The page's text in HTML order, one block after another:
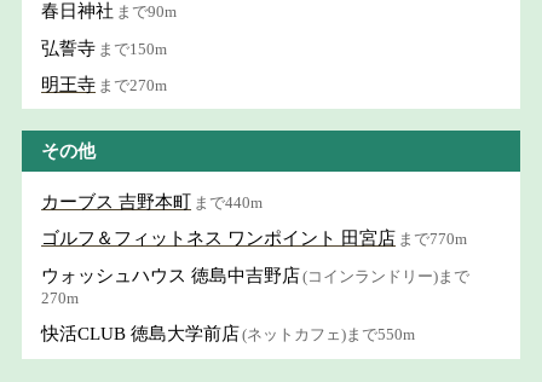
春日神社 まで90m
弘誓寺 まで150m
明王寺 まで270m
その他
カーブス 吉野本町 まで440m
ゴルフ＆フィットネス ワンポイント 田宮店 まで770m
ウォッシュハウス 徳島中吉野店(コインランドリー)まで
270m
快活CLUB 徳島大学前店(ネットカフェ)まで550m